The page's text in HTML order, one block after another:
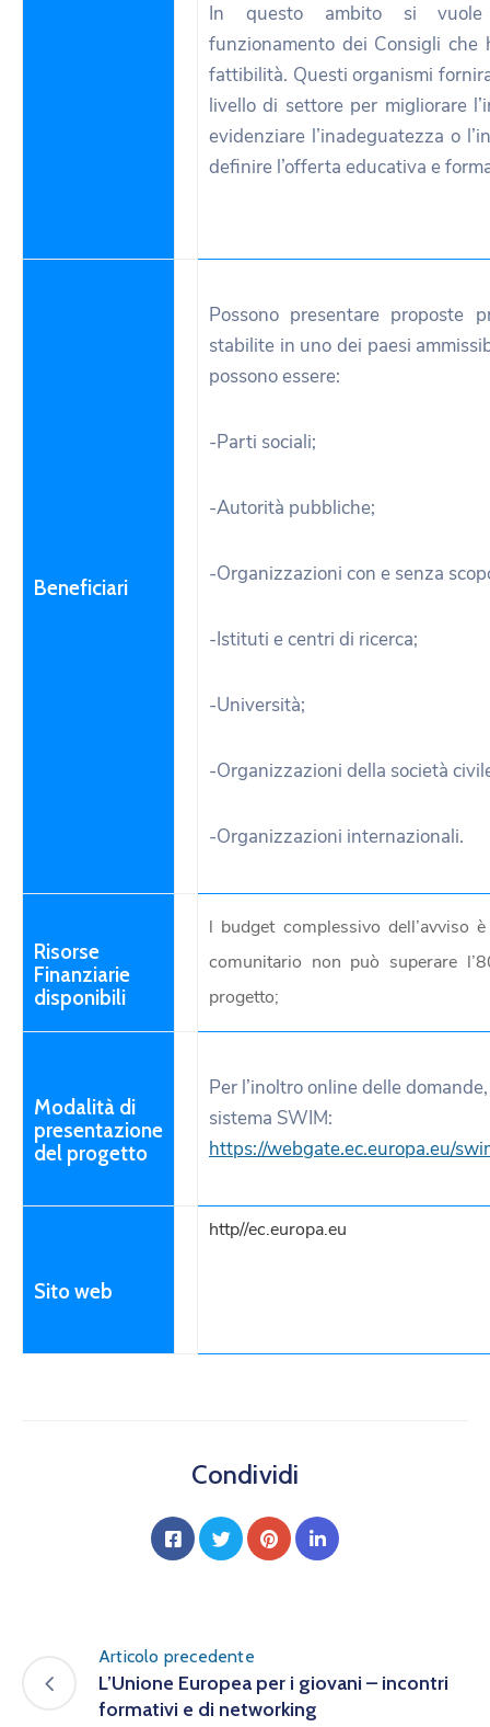
In questo ambito si vuole
funzionamento dei Consigli
fattibilità. Questi organismi
livello di settore per migliorare
evidenziare l’inadeguatezza o
definire l’offerta educativa e
Beneficiari
Possono presentare proposte
stabilite in uno dei paesi
possono essere:
-Parti sociali;
-Autorità pubbliche;
-Organizzazioni con e senza
-Istituti e centri di ricerca;
-Università;
-Organizzazioni della società
-Organizzazioni internazionali.
Risorse
Finanziarie
disponibili
l budget complessivo dell’avviso
comunitario non può superare
progetto;
Modalità di
presentazione
del progetto
Per l’inoltro online delle
sistema SWIM:
https://webgate.ec.europa.eu/
Sito web
http//ec.europa.eu
Condividi
Articolo precedente
L’Unione Europea per i giovani – incontri
formativi e di networking